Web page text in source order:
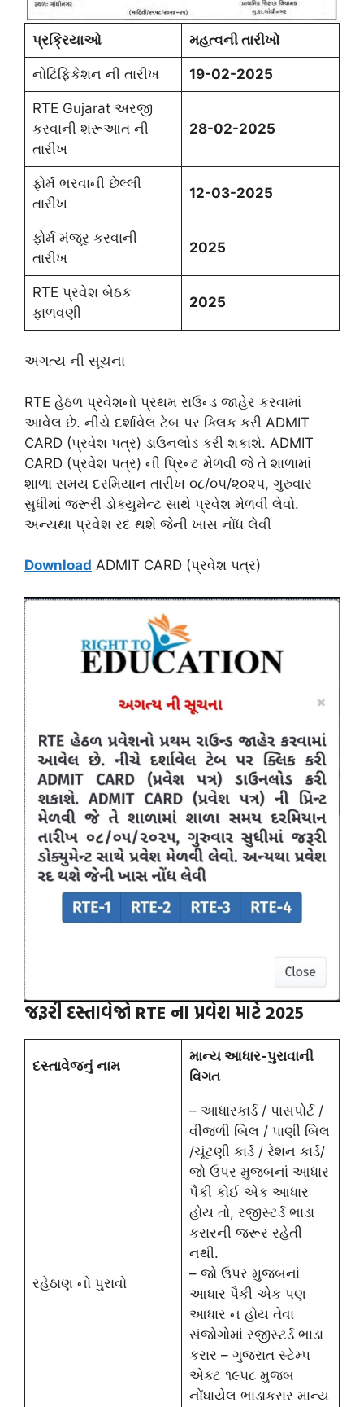
પ્રક્રિયાઓ મહત્વની તારીખો
નોટિફિકેશન ની તારીખ 19-02-2025
RTE Gujarat અરજી
કરવાની શરૂઆત ની
તારીખ
28-02-2025
ફોર્મ ભરવાની છેલ્લી
તારીખ
12-03-2025
ફોર્મ મંજૂર કરવાની
તારીખ
2025
RTE પ્રવેશ બેઠક
ફાળવણી
2025
અગત્ય ની સૂચના
RTE હેઠળ પ્રવેશનો પ્રથમ રાઉન્ડ જાહેર કરવામાં
આવેલ છે. નીચે દર્શાવેલ ટેબ પર ક્લિક કરી ADMIT
CARD (પ્રવેશ પત્ર) ડાઉનલોડ કરી શકાશે. ADMIT
CARD (પ્રવેશ પત્ર) ની પ્રિન્ટ મેળવી જે તે શાળામાં
શાળા સમય દરમિયાન તારીખ ૦૮/૦૫/૨૦૨૫, ગુરુવાર
સુધીમાં જરૂરી ડોક્યુમેન્ટ સાથે પ્રવેશ મેળવી લેવો.
અન્યથા પ્રવેશ રદ થશે જેની ખાસ નોંધ લેવી
Download ADMIT CARD (પ્રવેશ પત્ર)
જરૂરી દસ્તાવેજો RTE ના પ્રવેશ માટે 2025
દસ્તાવેજનું નામ
માન્ય આધાર-પુરાવાની
વિગત
રહેઠાણ નો પુરાવો
– આધારકાર્ડ / પાસપોર્ટ /
વીજળી બિલ / પાણી બિલ
/ચૂંટણી કાર્ડ / રેશન કાર્ડ/
જો ઉપર મુજબનાં આધાર
પૈકી કોઈ એક આધાર
હોય તો, રજીસ્ટર્ડ ભાડા
કરારની જરૂર રહેતી
નથી.
– જો ઉપર મુજબનાં
આધાર પૈકી એક પણ
આધાર ન હોય તેવા
સંજોગોમાં રજીસ્ટર્ડ ભાડા
કરાર – ગુજરાત સ્ટેમ્પ
એક્ટ ૧૯૫૮ મુજબ
નોંધાયેલ ભાડાકરાર માન્‍ય